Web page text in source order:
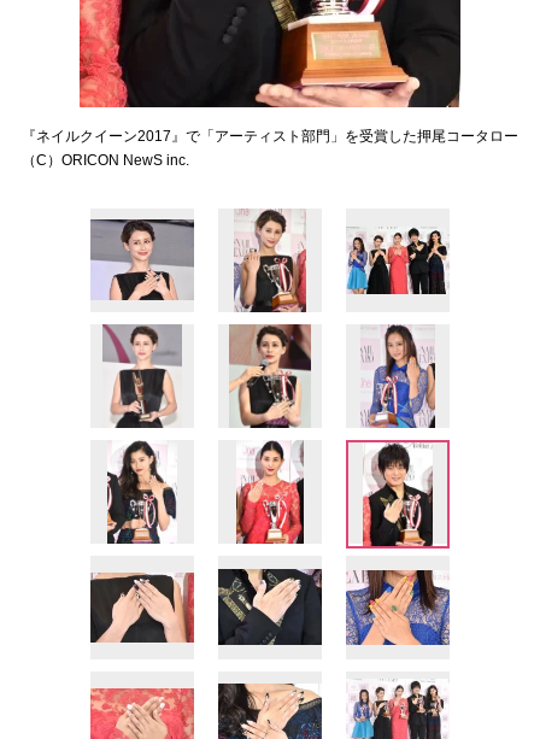
『ネイルクイーン2017』で「アーティスト部門」を受賞した押尾コータロー
（C）ORICON NewS inc.